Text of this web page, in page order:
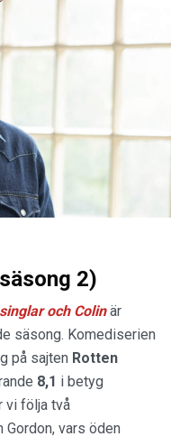
2)
och Colinär
säsong. Komediserien
på sajten Rotten
8,1 i betyg
vi följa två
vars öden